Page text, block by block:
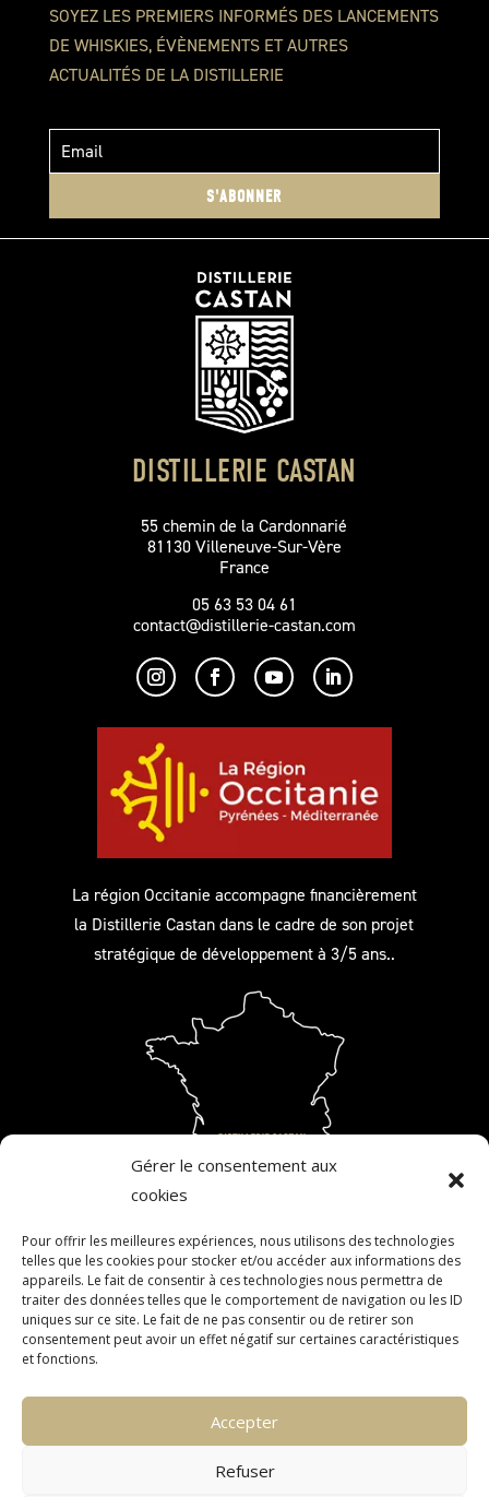
Gérer le consentement aux
cookies
Pour offrir les meilleures expériences, nous utilisons des technologies
telles que les cookies pour stocker et/ou accéder aux informations des
appareils. Le fait de consentir à ces technologies nous permettra de
traiter des données telles que le comportement de navigation ou les ID
uniques sur ce site. Le fait de ne pas consentir ou de retirer son
consentement peut avoir un effet négatif sur certaines caractéristiques
et fonctions.
Accepter
Refuser
SOYEZ LES PREMIERS INFORMÉS DES LANCEMENTS
DE WHISKIES, ÉVÈNEMENTS ET AUTRES
ACTUALITÉS DE LA DISTILLERIE
S'ABONNER
DISTILLERIE CASTAN
55 chemin de la Cardonnarié
81130 Villeneuve-Sur-Vère
France
05 63 53 04 61
contact@distillerie-castan.com
La région Occitanie accompagne financièrement
la Distillerie Castan dans le cadre de son projet
stratégique de développement à 3/5 ans..
L’ABUS D’ALCOOL EST DANGEREUX POUR LA SANTÉ. À
CONSOMMER AVEC MODÉRATION. LA VENTE D’ALCOOL EST
INTERDITE AUX MINEURS. L’ALCOOL NE DOIT PAS ÊTRE
CONTACT